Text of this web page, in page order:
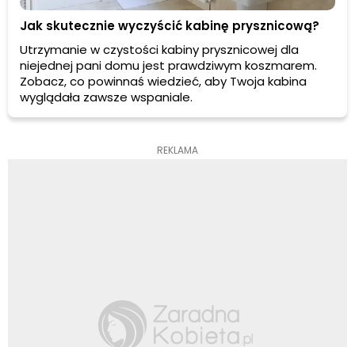
Jak skutecznie wyczyścić kabinę prysznicową?
Utrzymanie w czystości kabiny prysznicowej dla
niejednej pani domu jest prawdziwym koszmarem.
Zobacz, co powinnaś wiedzieć, aby Twoja kabina
wyglądała zawsze wspaniale.
REKLAMA